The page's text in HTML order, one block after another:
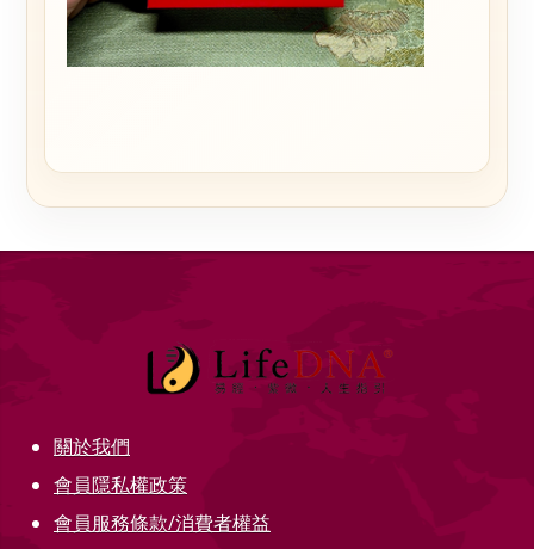
關於我們
會員隱私權政策
會員服務條款/消費者權益